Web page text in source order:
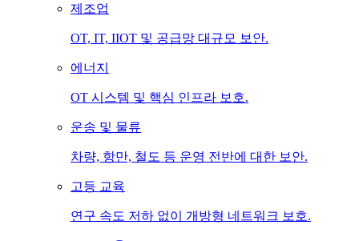
제조업
OT, IT, IIOT 및 공급망 대규모 보안.
에너지
OT 시스템 및 핵심 인프라 보호.
운송 및 물류
차량, 항만, 철도 등 운영 전반에 대한 보안.
고등 교육
연구 속도 저하 없이 개방형 네트워크 보호.